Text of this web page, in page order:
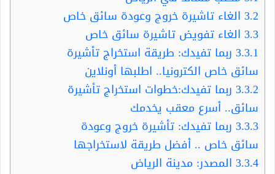
3.2 الغاء تاشيرة خروج وعودة سائق خاص
3.3 الغاء تفويض تاشيرة سائق خاص
3.3.1 ربما تفيدك: طريقة استخراج تأشيرة
سائق خاص الكترونيا.. اطلبها أونلاين
3.3.2 ربما تفيدك:خطوات استخراج تأشيرة
سائق.. أسرع معقب يخدمك
3.3.3 ربما تفيدك: تأشيرة خروج وعودة
سائق خاص .. أفضل طريقة لاستخراجها
3.3.4 المصدر: مدينة الرياض